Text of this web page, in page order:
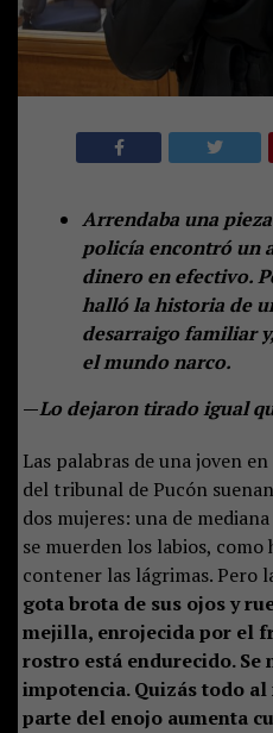
Arrendaba una
policía encontró un
dinero en efectivo.
halló la historia de
desarraigo familiar
el mundo narco.
—Lo dejaron tirado igual
Las palabras de una joven
del tribunal de Pucón
dos mujeres: una de
se muerden los labios,
contener las lágrimas. Pero
gota brota de sus ojos y
mejilla, enrojecida por el
rostro está endurecido. Se
impotencia. Quizás todo
parte del enojo aumenta